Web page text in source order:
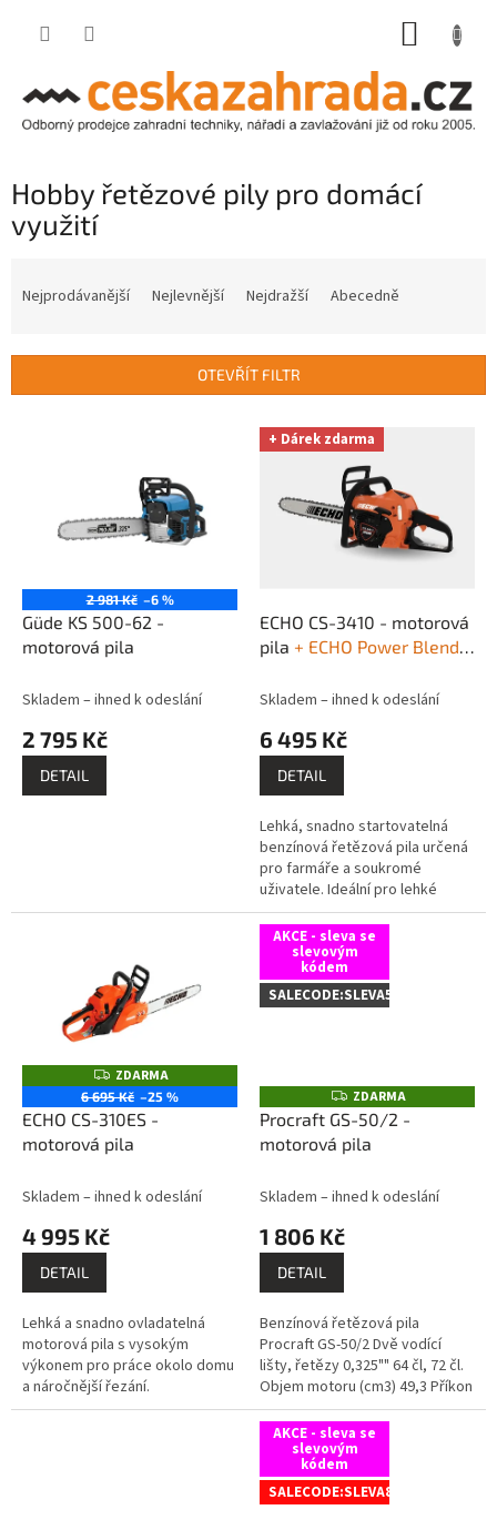
Hobby řetězové pily pro domácí
využití
í
Nejprodávanější Nejlevnější Nejdražší Abecedně
OTEVŘÍT FILTR
2 981 Kč –6 %
Güde KS 500-62 -
motorová pila
Skladem – ihned k odeslání
2 795 Kč
DETAIL
+ Dárek zdarma
ECHO CS-3410 - motorová
pila + ECHO Power Blend
olej na lišty a řetěz
Skladem – ihned k odeslání
6 495 Kč
DETAIL
Lehká, snadno startovatelná
benzínová řetězová pila určená
pro farmáře a soukromé
uživatele. Ideální pro lehké
práce, jako je řezání palivového
dřeva a kácení menších stromů.
Z
D
A
R
M
A
ZDARMA
6 695 Kč –25 %
ECHO CS-310ES -
motorová pila
Skladem – ihned k odeslání
4 995 Kč
DETAIL
Lehká a snadno ovladatelná
motorová pila s vysokým
výkonem pro práce okolo domu
a náročnější řezání.
AKCE - sleva se
slevovým
kódem
SALECODE:SLEVA5:5:%
Z
D
A
R
ZDARMA
Procraft GS-50/2 -
motorová pila
Skladem – ihned k odeslání
1 806 Kč
DETAIL
Benzínová řetězová pila
Procraft GS-50/2 Dvě vodící
lišty, řetězy 0,325"" 64 čl, 72 čl.
Objem motoru (сm3) 49,3 Příkon
(W) 2100 Typ motoru:
Jednoválcový dvoutaktní motor,
1E45F...
AKCE - sleva se
slevovým
kódem
SALECODE:SLEVA8:8:%